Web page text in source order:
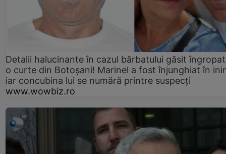
Detalii halucinante în cazul bărbatului găsit
o curte din Botoșani! Marinel a fost înjunghiat în
iar concubina lui se numără printre suspecți
www.wowbiz.ro